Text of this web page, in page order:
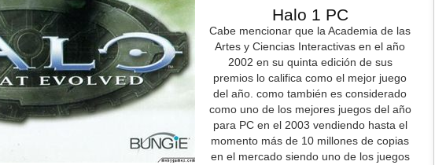
Halo 1 PC
Cabe mencionar que la Academia de las
Artes y Ciencias Interactivas en el año
2002 en su quinta edición de sus
premios lo califica como el mejor juego
del año. como también es considerado
como uno de los mejores juegos del año
para PC en el 2003 vendiendo hasta el
momento más de 10 millones de copias
en el mercado siendo uno de los juegos